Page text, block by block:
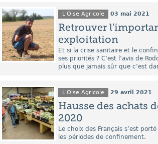
L'Oise Agricole 03 mai 2021
Retrouver
exploitation
Et si la crise sanitaire et le
ses priorités ? C’est l’avis de
plus que jamais sûr que c’est
L'Oise Agricole 29 avril 2021
Hausse des achats
2020
Le choix des Français s’est
les périodes de confinement.